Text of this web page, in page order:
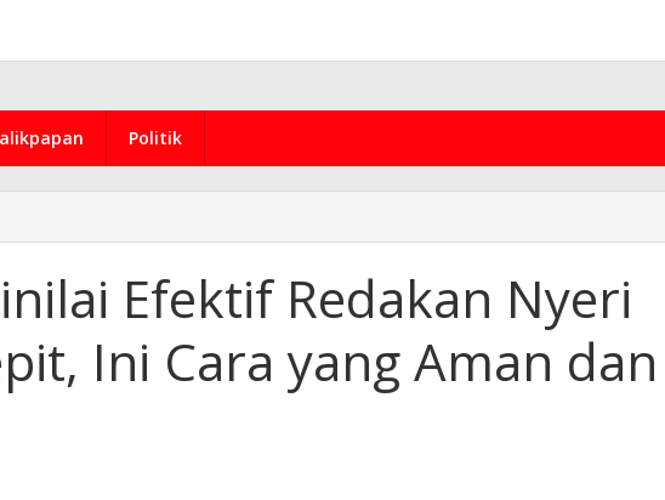
Politik
Efektif Redakan Nyeri
Ini Cara yang Aman dan